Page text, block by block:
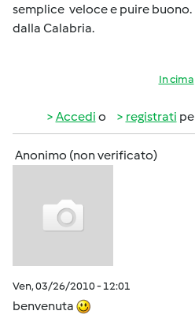
semplice veloce e puire buono.
dalla Calabria.
In cima
Accedi o registrati
Anonimo (non verificato)
Ven, 03/26/2010 - 12:01
benvenuta